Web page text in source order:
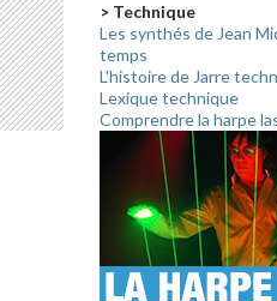
> Technique
Les synthés de Jean
temps
L'histoire de Jarre
Lexique technique
Comprendre la harpe